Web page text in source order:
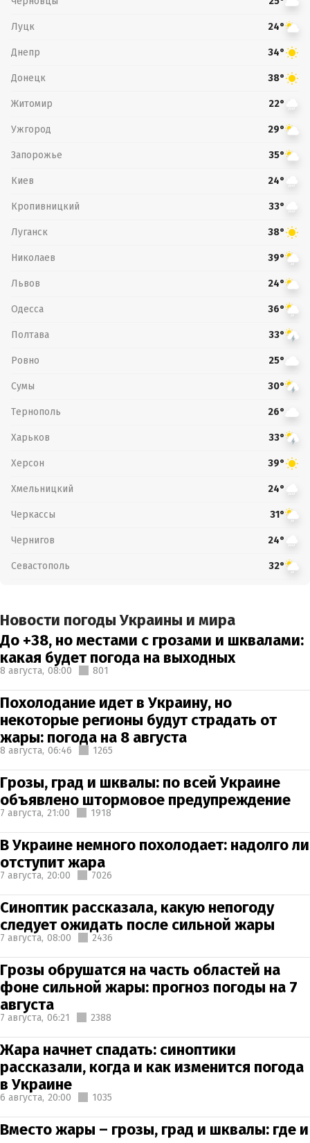
Луцк 24°
Днепр 34°
Донецк 38°
Житомир 22°
Ужгород 29°
Запорожье 35°
Киев 24°
Кропивницкий 33°
Луганск 38°
Николаев 39°
Львов 24°
Одесса 36°
Полтава 33°
Ровно 25°
Сумы 30°
Тернополь 26°
Харьков 33°
Херсон 39°
Хмельницкий 24°
Черкассы 31°
Чернигов 24°
Севастополь 32°
Новости погоды Украины и мира
До +38, но местами с грозами и шквалами:
какая будет погода на выходных
8 августа, 08:00 801
Похолодание идет в Украину, но
некоторые регионы будут страдать от
жары: погода на 8 августа
8 августа, 06:46 1265
Грозы, град и шквалы: по всей Украине
объявлено штормовое предупреждение
7 августа, 21:00 1918
В Украине немного похолодает: надолго ли
отступит жара
7 августа, 20:00 7026
Синоптик рассказала, какую непогоду
следует ожидать после сильной жары
7 августа, 08:00 2436
Грозы обрушатся на часть областей на
фоне сильной жары: прогноз погоды на 7
августа
7 августа, 06:21 2388
Жара начнет спадать: синоптики
рассказали, когда и как изменится погода
в Украине
6 августа, 20:00 1035
Вместо жары – грозы, град и шквалы: где и